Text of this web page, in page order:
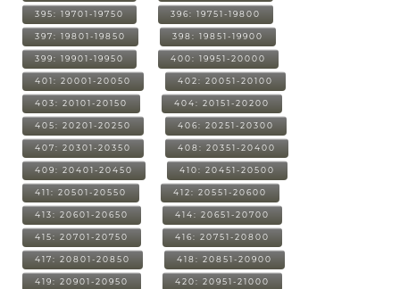
395: 19701-19750 396: 19751-19800
397: 19801-19850 398: 19851-19900
399: 19901-19950 400: 19951-20000
401: 20001-20050 402: 20051-20100
403: 20101-20150 404: 20151-20200
405: 20201-20250 406: 20251-20300
407: 20301-20350 408: 20351-20400
409: 20401-20450 410: 20451-20500
411: 20501-20550 412: 20551-20600
413: 20601-20650 414: 20651-20700
415: 20701-20750 416: 20751-20800
417: 20801-20850 418: 20851-20900
419: 20901-20950 420: 20951-21000